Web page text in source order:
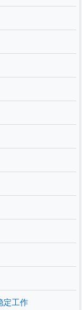
定工作